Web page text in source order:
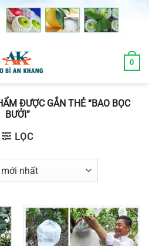
0
ĐƯỢC GẮN THẺ “BAO BỌC
BƯỞI”
LỌC